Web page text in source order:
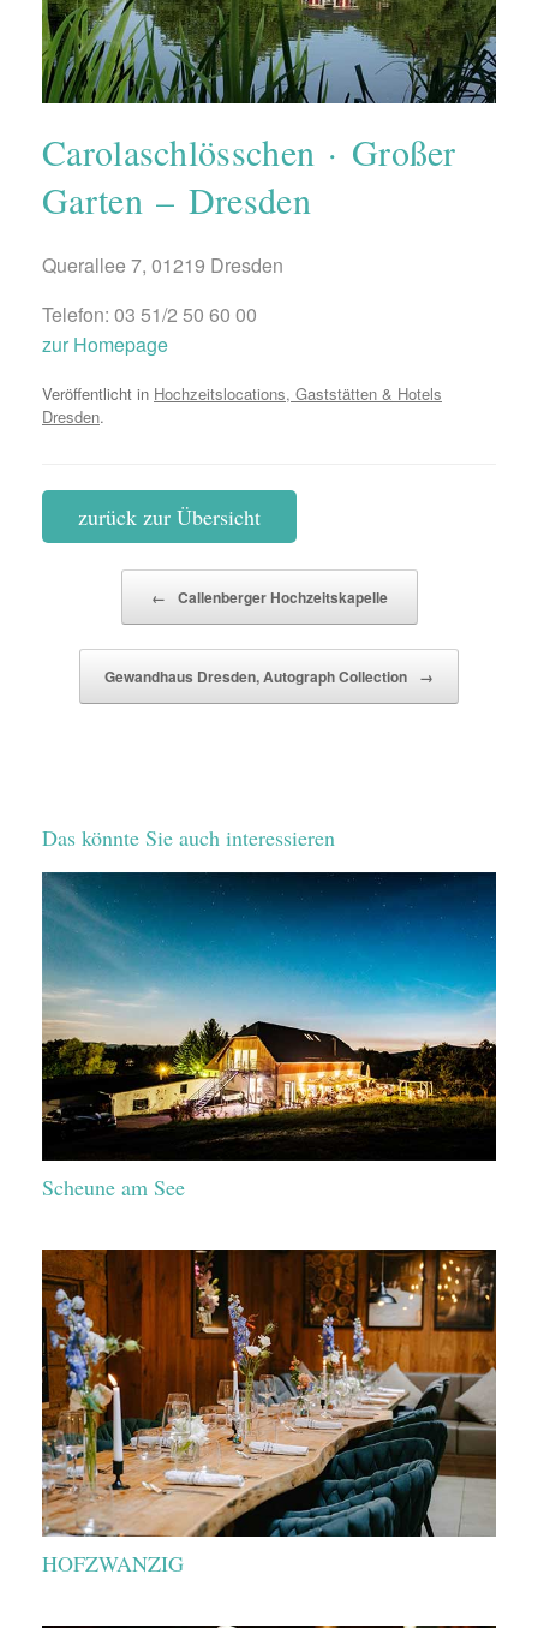
Carolaschlösschen · Großer
Garten – Dresden
Querallee 7, 01219 Dresden
Telefon: 03 51/2 50 60 00
zur Homepage
Veröffentlicht in Hochzeitslocations, Gaststätten & Hotels
Dresden.
zurück zur Übersicht
← Callenberger Hochzeitskapelle
Gewandhaus Dresden, Autograph Collection →
Das könnte Sie auch interessieren
Scheune am See
HOFZWANZIG